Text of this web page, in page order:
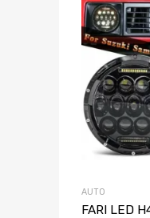
AUTO
FARI LED